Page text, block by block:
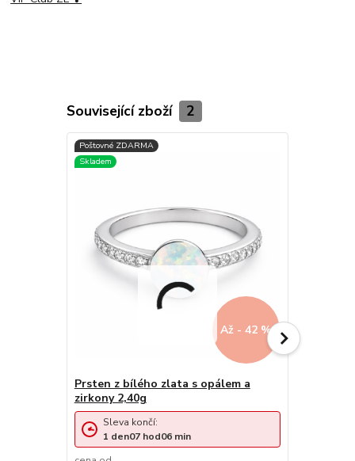
Související zboží 2
Až - 42 %
Prsten z bílého zlata s opálem a
zirkony 2,40g
Sleva končí:
1 den07 hod06 min